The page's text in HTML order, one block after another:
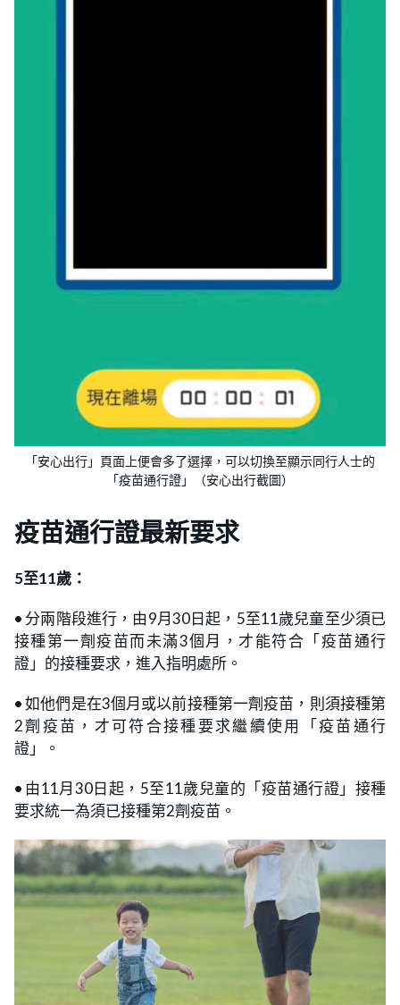
「安心出行」頁面上便會多了選擇，可以切換至顯示同行人士的
「疫苗通行證」（安心出行截圖）
疫苗通行證最新要求
5至11歲：
• 分兩階段進行，由9月30日起，5至11歲兒童至少須已
接種第一劑疫苗而未滿3個月，才能符合「疫苗通行
證」的接種要求，進入指明處所。
•如他們是在3個月或以前接種第一劑疫苗，則須接種第
2劑疫苗，才可符合接種要求繼續使用「疫苗通行
證」。
• 由11月30日起，5至11歲兒童的「疫苗通行證」接種
要求統一為須已接種第2劑疫苗。